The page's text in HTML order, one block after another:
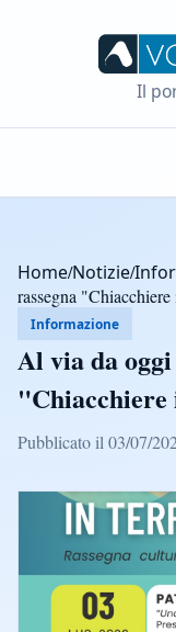
Il
Home/Notizie/
rassegna
Informazione
Al via da oggi
Pubblicato il 03/07/